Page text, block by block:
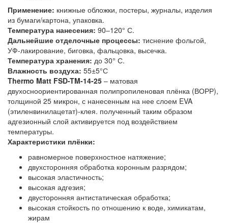
Применение: книжные обложки, постеры, журналы, изделия
из бумаги/картона, упаковка.
Температура нанесения: 90–120° С.
Дальнейшие отделочные процессы: тиснение фольгой,
УФ-лакирование, биговка, фальцовка, высечка.
Температура хранения: до 30° С.
Влажность воздуха: 55±5°С
Thermo Matt FSD-TM-14-25 – матовая
двухосноориентированная полипропиленовая плёнка (ВОРР),
толщиной 25 микрон, с нанесенным на нее слоем EVA
(этиленвинилацетат)-клея. полученный таким образом
адгезионный слой активируется под воздействием
температуры.
Характеристики плёнки:
равномерное поверхностное натяжение;
двухсторонняя обработка коронным разрядом;
высокая эластичность;
высокая адгезия;
двусторонняя антистатическая обработка;
высокая стойкость по отношению к воде, химикатам,
жирам